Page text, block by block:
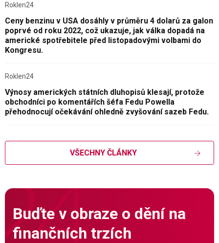
Roklen24
Ceny benzinu v USA dosáhly v průměru 4 dolarů za galon
poprvé od roku 2022, což ukazuje, jak válka dopadá na
americké spotřebitele před listopadovými volbami do
Kongresu.
Roklen24
Výnosy amerických státních dluhopisů klesají, protože
obchodníci po komentářích šéfa Fedu Powella
přehodnocují očekávání ohledně zvyšování sazeb Fedu.
VŠECHNY ČLÁNKY
Buďte v obraze o dění na
finančních trzích